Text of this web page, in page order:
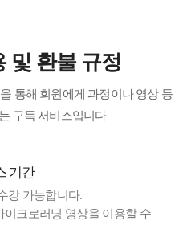
및 환불 규정
통해 회원에게 과정이나 영상 등
구독 서비스입니다
기간
강 가능합니다.
크로러닝 영상을 이용할 수